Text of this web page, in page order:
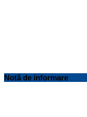
Notă de informare